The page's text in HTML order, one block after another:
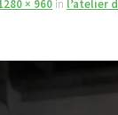
× 960 in l’atelier